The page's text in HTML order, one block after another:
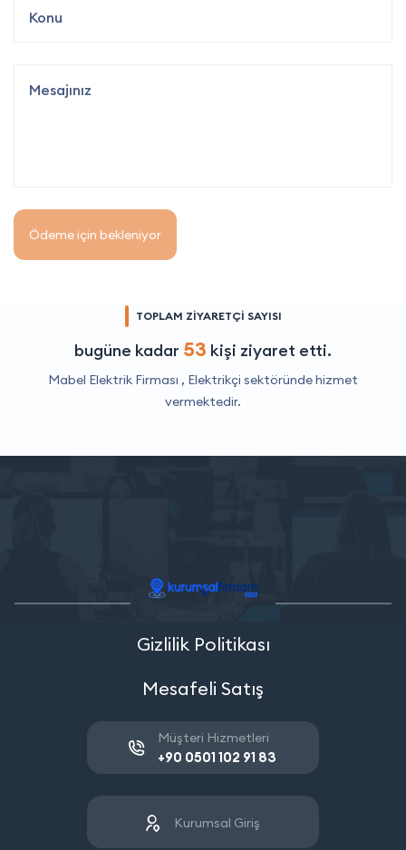
Ödeme için bekleniyor
TOPLAM ZİYARETÇİ SAYISI
bugüne kadar 53 kişi ziyaret etti.
Mabel Elektrik Firması , Elektrikçi sektöründe hizmet
vermektedir.
Gizlilik Politikası
Mesafeli Satış
Müşteri Hizmetleri
+90 0501 102 91 83
Kurumsal Giriş